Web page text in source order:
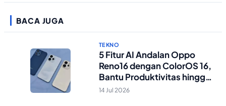
BACA JUGA
TEKNO
5 Fitur AI Andalan Oppo
Reno16 dengan ColorOS 16,
Bantu Produktivitas hingga
Edit Foto Lebih Praktis
14 Jul 2026